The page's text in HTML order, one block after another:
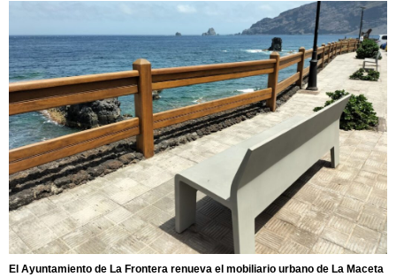
El Ayuntamiento de La Frontera renueva el mobiliario urbano de La Maceta